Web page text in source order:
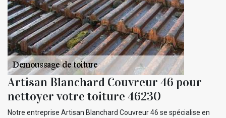
Artisan Blanchard Couvreur 46 pour
nettoyer votre toiture 46230
Notre entreprise Artisan Blanchard Couvreur 46 se spécialise en